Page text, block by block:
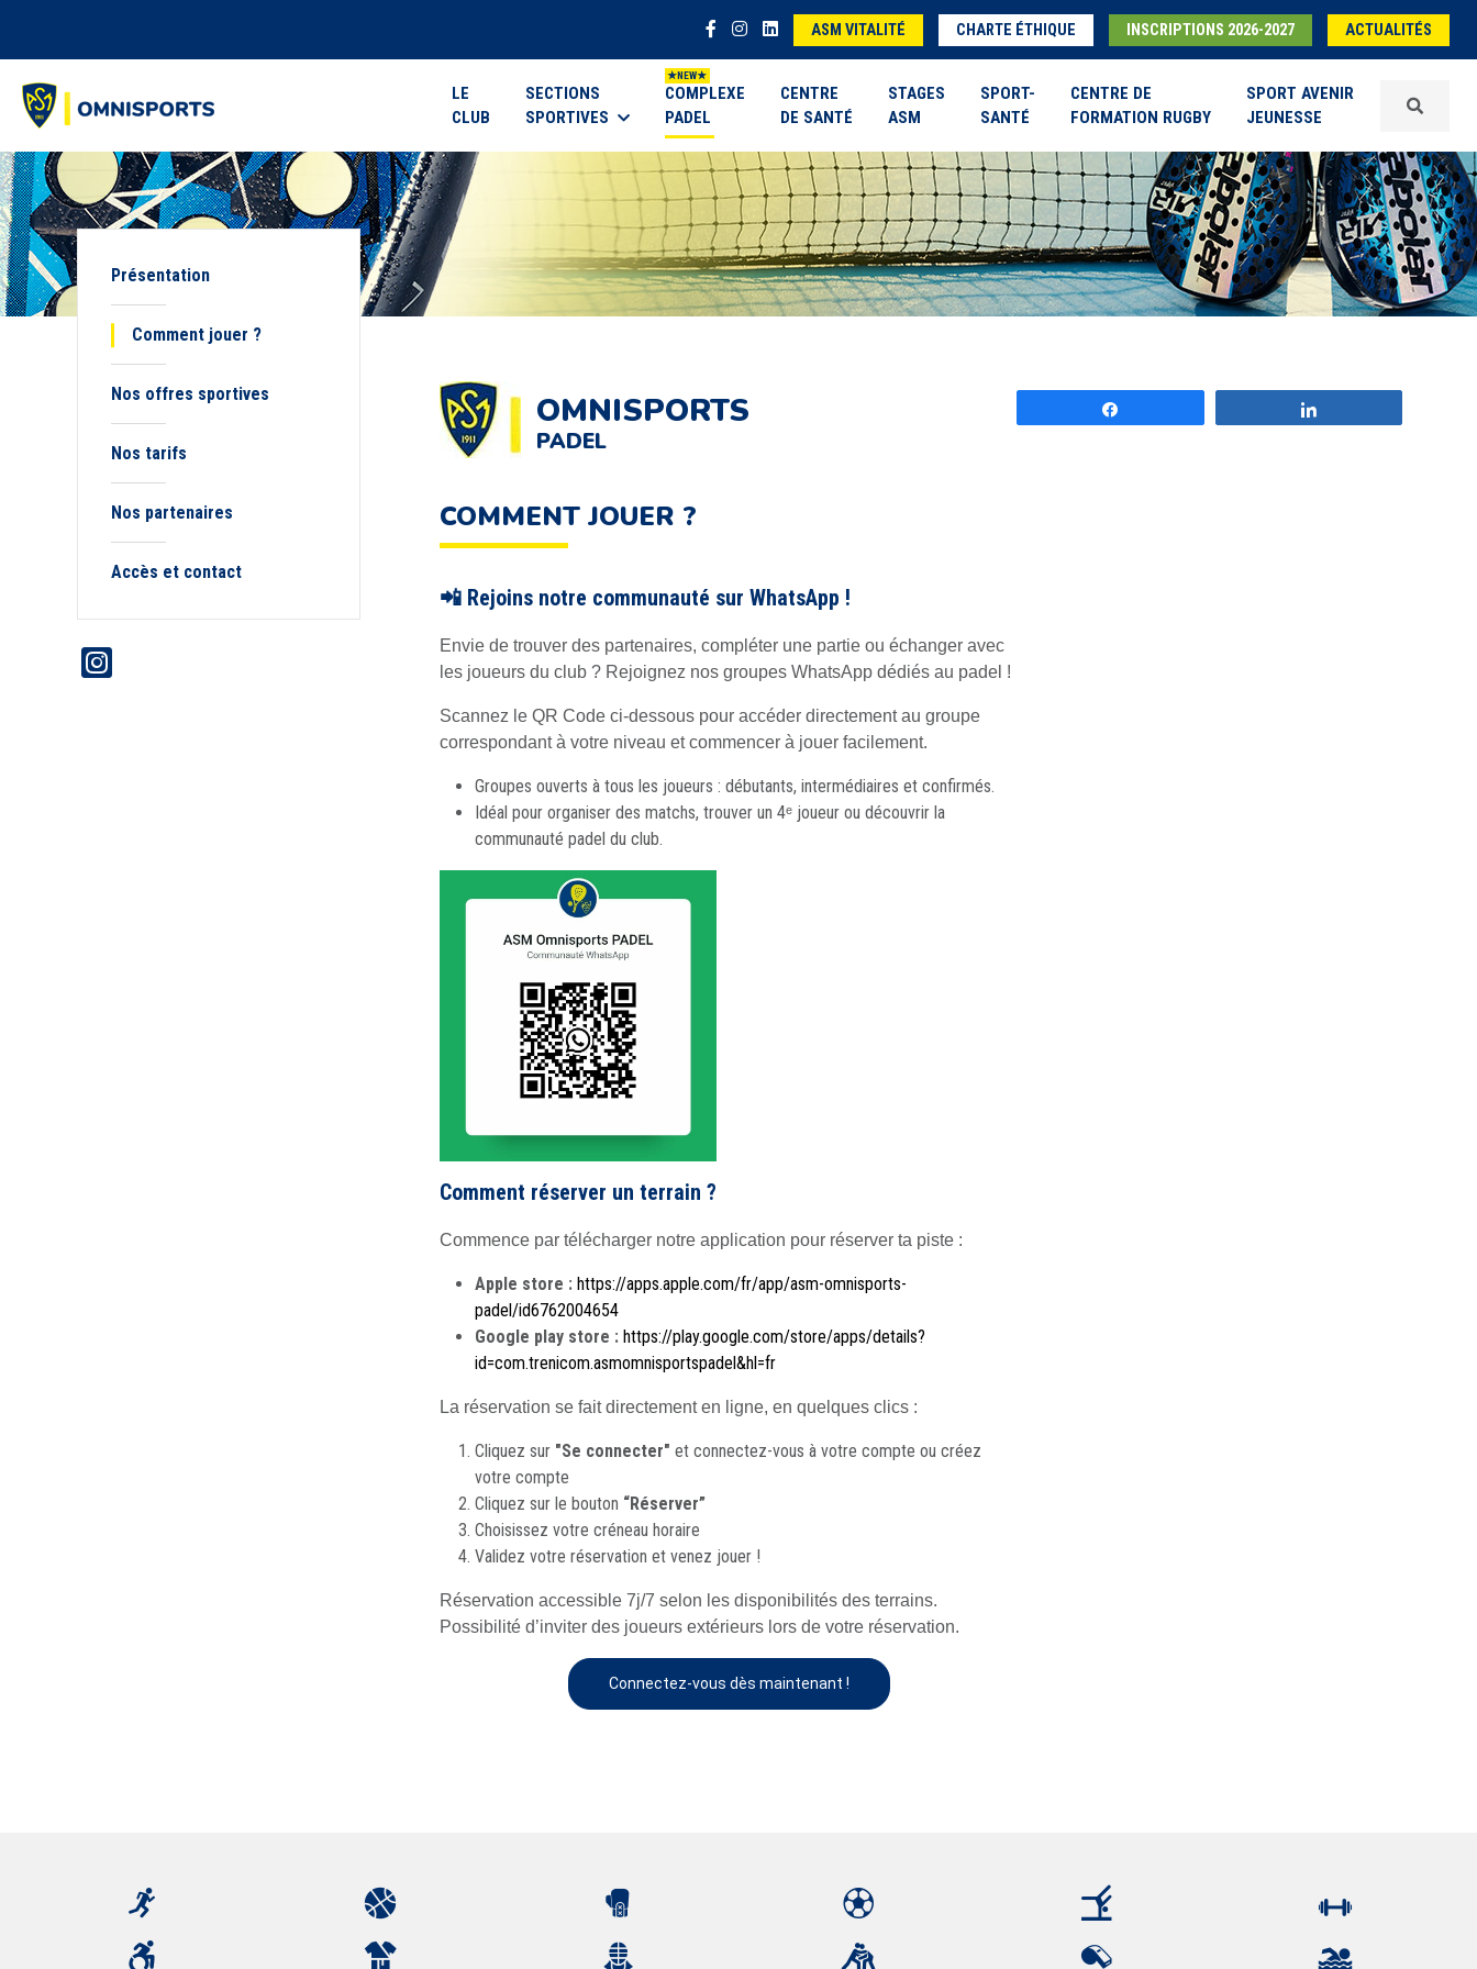
ASM VITALITÉ CHARTE ÉTHIQUE INSCRIPTIONS 2026-2027 ACTUALITÉS
LE
CLUB
SECTIONS
SPORTIVES
COMPLEXE
PADEL
CENTRE
DE SANTÉ
STAGES
ASM
SPORT-
SANTÉ
CENTRE DE
FORMATION RUGBY
SPORT AVENIR
JEUNESSE
Présentation
Comment jouer ?
Nos offres sportives
Nos tarifs
Nos partenaires
Accès et contact
OMNISPORTS
PADEL
COMMENT JOUER ?
📲 Rejoins notre communauté sur WhatsApp !
Envie de trouver des partenaires, compléter une partie ou échanger avec
les joueurs du club ? Rejoignez nos groupes WhatsApp dédiés au padel !
Scannez le QR Code ci-dessous pour accéder directement au groupe
correspondant à votre niveau et commencer à jouer facilement.
Groupes ouverts à tous les joueurs : débutants, intermédiaires et confirmés.
Idéal pour organiser des matchs, trouver un 4ᵉ joueur ou découvrir la
communauté padel du club.
Comment réserver un terrain ?
Commence par télécharger notre application pour réserver ta piste :
Apple store : https://apps.apple.com/fr/app/asm-omnisports-
padel/id6762004654
Google play store : https://play.google.com/store/apps/details?
id=com.trenicom.asmomnisportspadel&hl=fr
La réservation se fait directement en ligne, en quelques clics :
Cliquez sur "Se connecter" et connectez-vous à votre compte ou créez
votre compte
Cliquez sur le bouton “Réserver”
Choisissez votre créneau horaire
Validez votre réservation et venez jouer !
Réservation accessible 7j/7 selon les disponibilités des terrains.
Possibilité d’inviter des joueurs extérieurs lors de votre réservation.
Connectez-vous dès maintenant !